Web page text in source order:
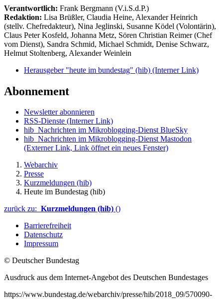
Verantwortlich: Frank Bergmann (V.i.S.d.P.)
Redaktion: Lisa Brüßler, Claudia Heine, Alexander Heinrich
(stellv. Chefredakteur), Nina Jeglinski, Susanne Ködel (Volontärin),
Claus Peter Kosfeld, Johanna Metz, Sören Christian Reimer (Chef
vom Dienst), Sandra Schmid, Michael Schmidt, Denise Schwarz,
Helmut Stoltenberg, Alexander Weinlein
Herausgeber "heute im bundestag" (hib) (Interner Link)
Abonnement
Newsletter abonnieren
RSS-Dienste (Interner Link)
hib_Nachrichten im Mikroblogging-Dienst BlueSky
hib_Nachrichten im Mikroblogging-Dienst Mastodon
(Externer Link, Link öffnet ein neues Fenster)
Webarchiv
Presse
Kurzmeldungen (hib)
Heute im Bundestag (hib)
zurück zu: Kurzmeldungen (hib) ()
Barrierefreiheit
Datenschutz
Impressum
© Deutscher Bundestag
Ausdruck aus dem Internet-Angebot des Deutschen Bundestages
https://www.bundestag.de/webarchiv/presse/hib/2018_09/570090-